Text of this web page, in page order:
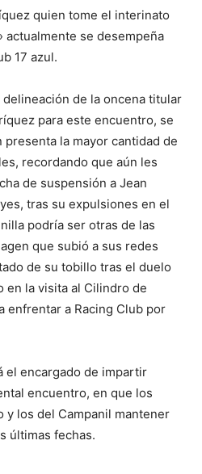
quien tome el interinato
actualmente se desempeña
17 azul.
de la oncena titular
para este encuentro, se
la mayor cantidad de
recordando que aún les
de suspensión a Jean
tras su expulsiones en el
podría ser otras de las
que subió a sus redes
de su tobillo tras el duelo
en la visita al Cilindro de
enfrentar a Racing Club por
el encargado de impartir
encuentro, en que los
y los del Campanil mantener
últimas fechas.